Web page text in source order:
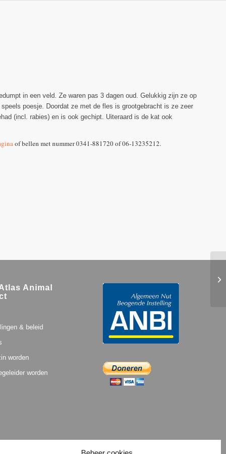
in een veld. Ze waren pas 3 dagen oud. Gelukkig zijn ze op
poesje. Doordat ze met de fles is grootgebracht is ze zeer
(incl. rabies) en is ook gechipt. Uiteraard is de kat ook
of bellen met nummer 0341-881720 of 06-13235212.
Animal
& beleid
worden
worden